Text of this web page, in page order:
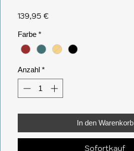
139,95 €Preis
Farbe *
Anzahl *
In den Warenkorb
Sofortkauf